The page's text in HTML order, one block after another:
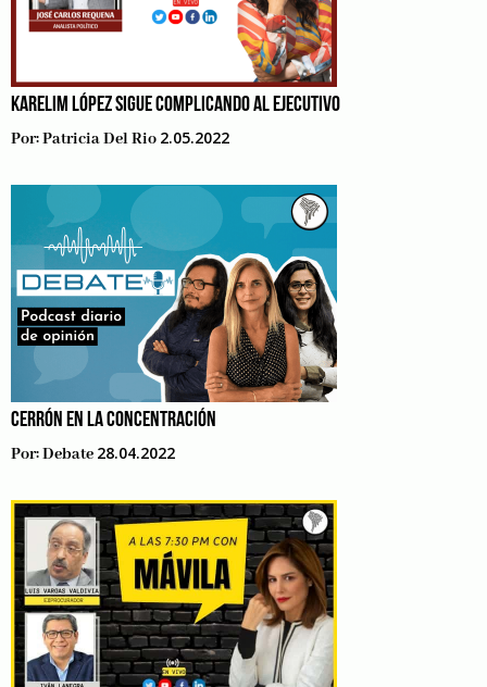
KARELIM LÓPEZ SIGUE COMPLICANDO AL EJECUTIVO
Por:Patricia Del Rio 2.05.2022
CERRÓN EN LA CONCENTRACIÓN
Por:Debate 28.04.2022